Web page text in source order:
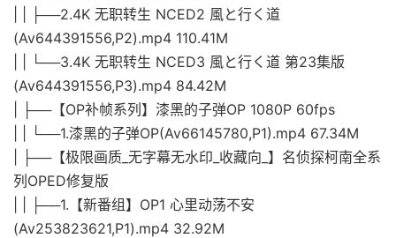
| | ├──2.4K 无职转生 NCED2 風と行く道
(Av644391556,P2).mp4 110.41M
| | └──3.4K 无职转生 NCED3 風と行く道 第23集版
(Av644391556,P3).mp4 84.42M
| ├──【OP补帧系列】漆黑的子弹OP 1080P 60fps
| | └──1.漆黑的子弹OP(Av66145780,P1).mp4 67.34M
| ├──【极限画质_无字幕无水印_收藏向_】名侦探柯南全系
列OPED修复版
| | ├──1.【新番组】OP1 心里动荡不安
(Av253823621,P1).mp4 32.92M